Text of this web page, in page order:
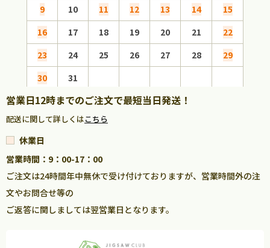
9
10 11 12 13 14
15
16
17 18 19 20 21
22
23
24 25 26 27 28
29
30
31
営業日12時までのご注文で最短当日発送！
配送に関して詳しくはこちら
休業日
営業時間：9：00-17：00
ご注文は24時間年中無休で受け付けておりますが、営業時間外の注
文やお問合せ等の
ご返答に関しましては翌営業日となります。